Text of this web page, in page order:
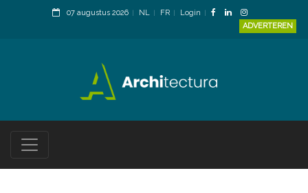
07 augustus 2026 NL FR
Login
ADVERTEREN